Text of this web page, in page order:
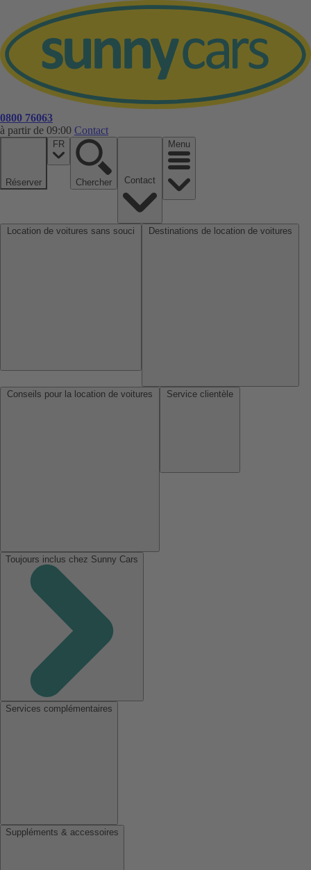
0800 76063
à partir de 09:00 Contact
Réserver
FR
Chercher
Menu
Toujours inclus chez Sunny Cars
Services complémentaires
Suppléments & accessoires